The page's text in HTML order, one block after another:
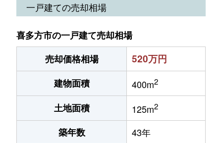
一戸建ての売却相場
喜多方市の一戸建て売却相場
売却価格相場
520万円
建物面積 400m2
土地面積 125m2
築年数 43年